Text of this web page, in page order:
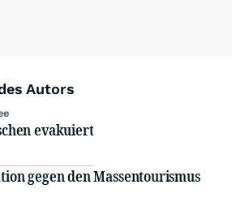
Autors
evakuiert
gegen den Massentourismus